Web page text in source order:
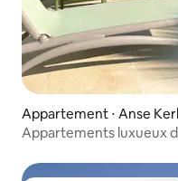
Appartement ⋅ Anse
Appartements luxueux